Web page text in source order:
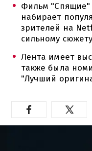
Фильм "Спящие"
набирает
зрителей на
сильному
Лента имеет
также была
"Лучший